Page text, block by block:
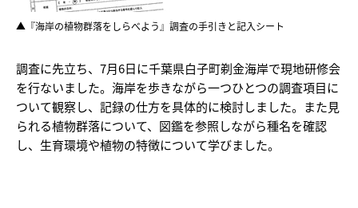
▲『海岸の植物群落をしらべよう』調査の手引きと記入シート
調査に先立ち、7月6日に千葉県白子町剃金海岸で現地研修会
を行ないました。海岸を歩きながら一つひとつの調査項目に
ついて観察し、記録の仕方を具体的に検討しました。また見
られる植物群落について、図鑑を参照しながら種名を確認
し、生育環境や植物の特徴について学びました。